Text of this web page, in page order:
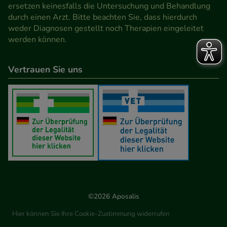
Werbung auf Drittseiten möglichst relevant für Sie
zu gestalten. Bitte beachten Sie, dass Daten hierfür
teilweise an Dritte wie z.B. Google oder soziale
ersetzen keinesfalls die Untersuchung und Behandlung
durch einen Arzt. Bitte beachten Sie, dass hierdurch
weder Diagnosen gestellt noch Therapien eingeleitet
werden können.
Vertrauen Sie uns
©2026 Aposalis
Hier können Sie Ihre Cookie-Zustimmung widerrufen